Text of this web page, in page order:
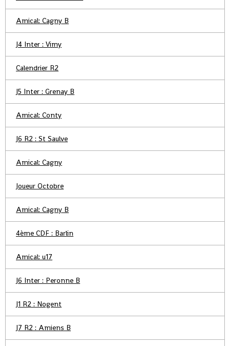
Amical: Cagny B
J4 Inter : Vimy
Calendrier R2
J5 Inter : Grenay B
Amical: Conty
J6 R2 : St Saulve
Amical: Cagny
Joueur Octobre
Amical: Cagny B
4ème CDF : Barlin
Amical: u17
J6 Inter : Peronne B
J1 R2 : Nogent
J7 R2 : Amiens B